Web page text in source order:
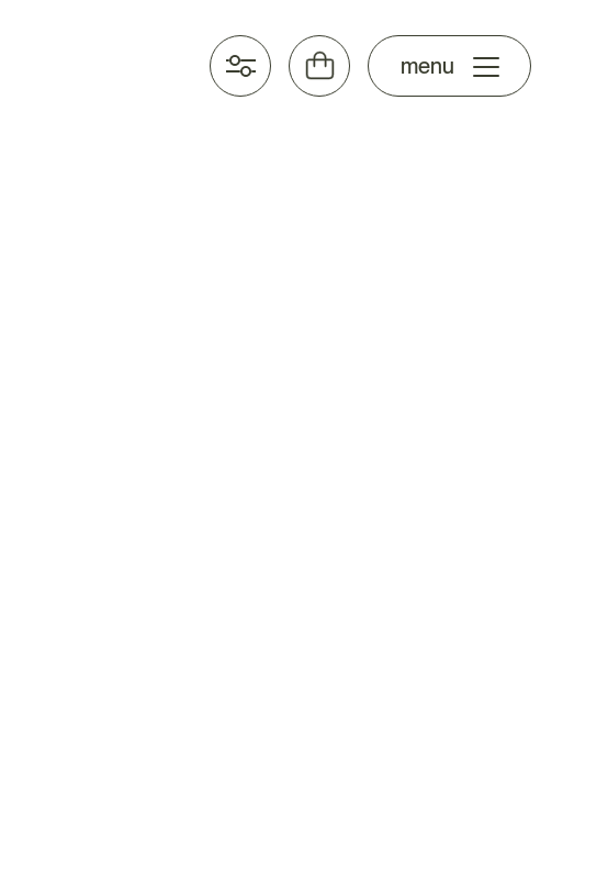
stel samen menu